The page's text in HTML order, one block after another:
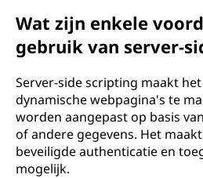
Wat zijn enkele
gebruik van server-
Server-side scripting maakt
dynamische webpagina's te
worden aangepast op basis
of andere gegevens. Het
beveiligde authenticatie en
mogelijk.